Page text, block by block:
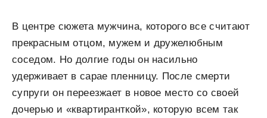
В центре сюжета мужчина, которого все считают
прекрасным отцом, мужем и дружелюбным
соседом. Но долгие годы он насильно
удерживает в сарае пленницу. После смерти
супруги он переезжает в новое место со своей
дочерью и «квартиранткой», которую всем так